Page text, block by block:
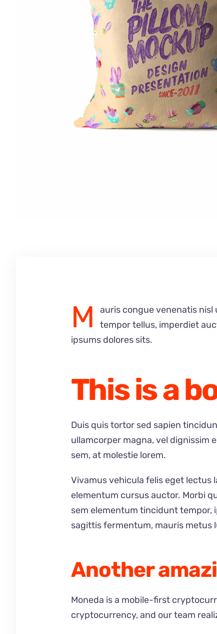
M
auris congue venenatis nisl
tempor tellus, imperdiet
ipsums dolores sits.
This is a
Duis quis tortor sed sapien
ullamcorper magna, vel dignissim
sem, at molestie lorem.
Vivamus vehicula felis eget lectus
elementum cursus auctor. Morbi
sem elementum tincidunt tempor,
sagittis fermentum, mauris metus
Another
Moneda is a mobile-first
cryptocurrency, and our team